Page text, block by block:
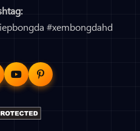
#xembongdahd